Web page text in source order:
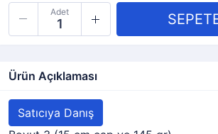
Adet
Ürün Açıklaması
Satıcıya Danış